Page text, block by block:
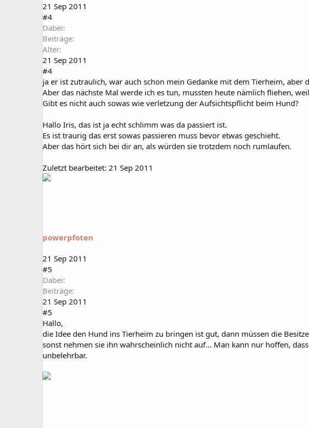
21 Sep 2011
#4
Dabei
Beiträge
Alter
21 Sep 2011
#4
ja er ist zutraulich, war auch schon mein Gedanke mit dem Tierheim,
Aber das nächste Mal werde ich es tun, mussten heute nämlich fliehen,
Gibt es nicht auch sowas wie verletzung der Aufsichtspflicht beim Hund?
Hallo Iris, das ist ja echt schlimm was da passiert ist.
Es ist traurig das erst sowas passieren muss bevor etwas geschieht.
Aber das hört sich bei dir an, als würden sie trotzdem noch rumlaufen.
Zuletzt bearbeitet: 21 Sep 2011
powerpfoten
21 Sep 2011
#5
Dabei
Beiträge
21 Sep 2011
#5
Hallo,
die Idee den Hund ins Tierheim zu bringen ist gut, dann müssen die
sonst nehmen sie ihn wahrscheinlich nicht auf... Man kann nur hoffen,
unbelehrbar.